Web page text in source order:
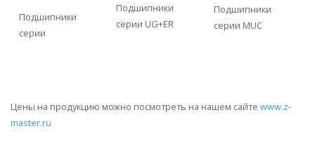
Подшипники
серии
Подшипники
серии UG+ER
Подшипники
серии MUC
Цены на продукцию можно посмотреть на нашем сайте www.z-
master.ru